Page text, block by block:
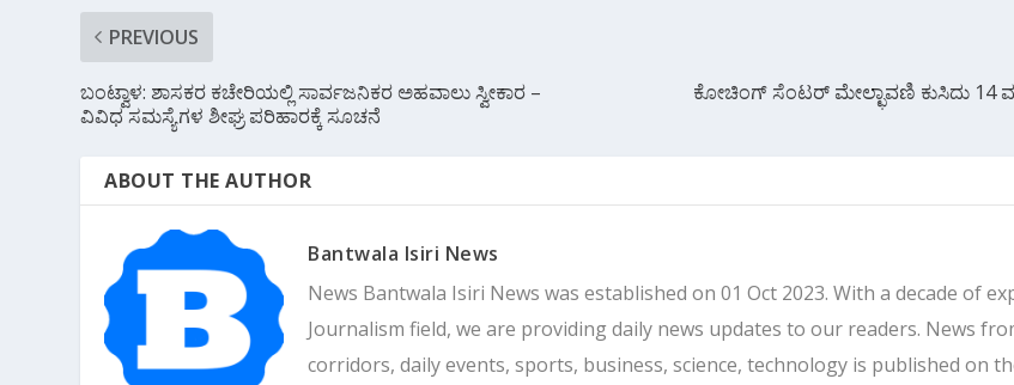
PREVIOUS
ಬಂಟ್ವಾಳ: ಶಾಸಕರ ಕಚೇರಿಯಲ್ಲಿ ಸಾರ್ವಜನಿಕರ ಅಹವಾಲು ಸ್ವೀಕಾರ –
ವಿವಿಧ ಸಮಸ್ಯೆಗಳ ಶೀಘ್ರ ಪರಿಹಾರಕ್ಕೆ ಸೂಚನೆ
ಕೋಚಿಂಗ್ ಸೆಂಟರ್ ಮೇಲ್ಛಾವಣಿ ಕುಸಿದು 14
ABOUT THE AUTHOR
Bantwala Isiri News
News Bantwala Isiri News was established on 01 Oct 2023. With a decade of
Journalism field, we are providing daily news updates to our readers. News
corridors, daily events, sports, business, science, technology is published on